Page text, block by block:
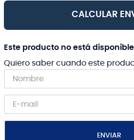
CALCULAR
Este producto no está
Quiero saber cuando este
ENVIAR